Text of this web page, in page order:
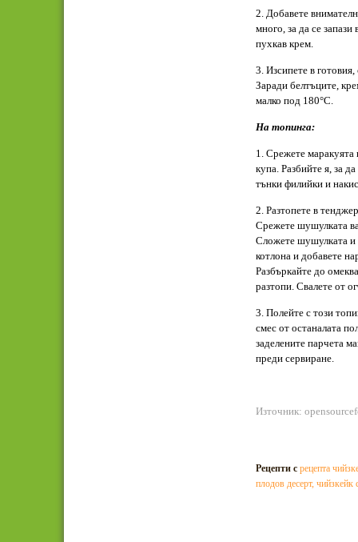
2. Добавете
много, за да се
пухкав крем.
3. Изсипете в
Заради белтъците,
малко под 180°C.
На топинга:
1. Срежете маракуята
купа. Разбийте я, за
тънки филийки и
2. Разтопете в
Срежете шушулката
Сложете шушулката и
котлона и добавете
Разбъркайте до
разтопи. Свалете от
3. Полейте с този
смес от останалата
заделените парчета
преди сервиране.
Източник:
Рецепти с рецепта
плодов десерт, чийзкейк